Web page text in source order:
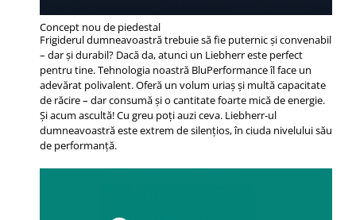
Concept nou de piedestal
Frigiderul dumneavoastră trebuie să fie puternic și convenabil
– dar și durabil? Dacă da, atunci un Liebherr este perfect
pentru tine. Tehnologia noastră BluPerformance îl face un
adevărat polivalent. Oferă un volum uriaș și multă capacitate
de răcire – dar consumă și o cantitate foarte mică de energie.
Și acum ascultă! Cu greu poți auzi ceva. Liebherr-ul
dumneavoastră este extrem de silențios, în ciuda nivelului său
de performanță.